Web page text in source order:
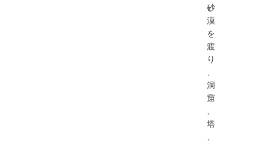
砂
漠
を
渡
り
洞
窟
塔